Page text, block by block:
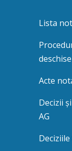
Lista
deschise
Acte
Decizii
AG